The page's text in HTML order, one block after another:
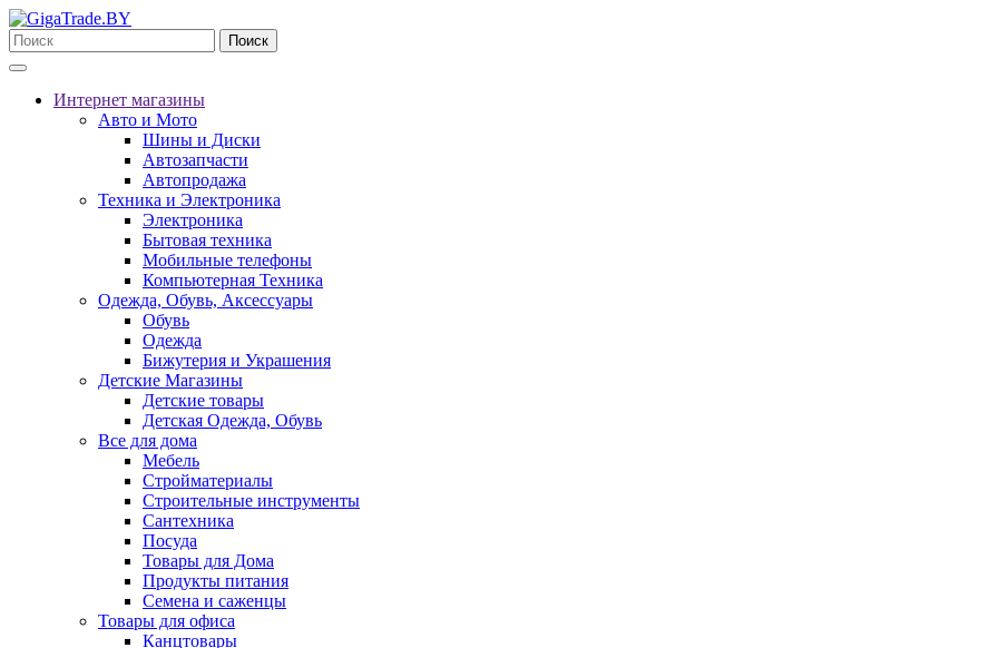
Поиск
Интернет магазины
Авто и Мото
Шины и Диски
Автозапчасти
Автопродажа
Техника и Электроника
Электроника
Бытовая техника
Мобильные телефоны
Компьютерная Техника
Одежда, Обувь, Аксессуары
Обувь
Одежда
Бижутерия и Украшения
Детские Магазины
Детские товары
Детская Одежда, Обувь
Все для дома
Мебель
Стройматериалы
Строительные инструменты
Сантехника
Посуда
Товары для Дома
Продукты питания
Семена и саженцы
Товары для офиса
Канцтовары